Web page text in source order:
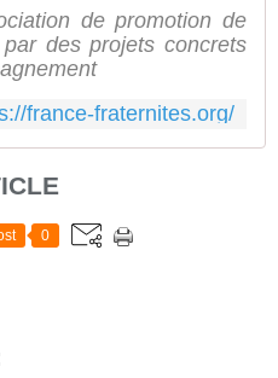
de promotion de
des projets concrets
france-fraternites.org/
0